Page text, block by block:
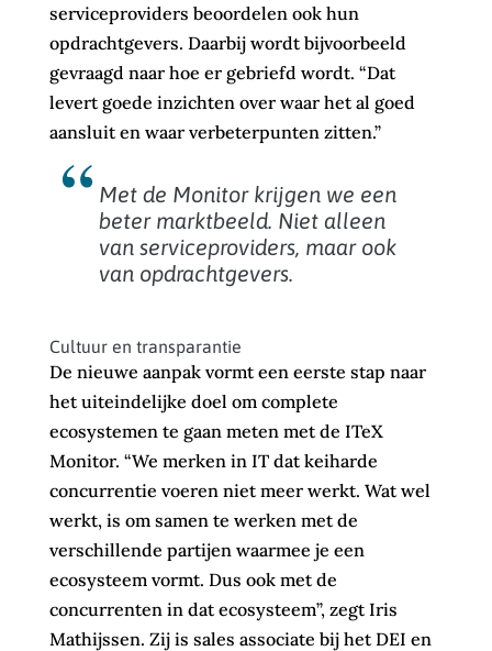
serviceproviders beoordelen ook hun
opdrachtgevers. Daarbij wordt bijvoorbeeld
gevraagd naar hoe er gebriefd wordt. “Dat
levert goede inzichten over waar het al goed
aansluit en waar verbeterpunten zitten.”
Met de Monitor krijgen we een
beter marktbeeld. Niet alleen
van serviceproviders, maar ook
van opdrachtgevers.
Cultuur en transparantie
De nieuwe aanpak vormt een eerste stap naar
het uiteindelijke doel om complete
ecosystemen te gaan meten met de ITeX
Monitor. “We merken in IT dat keiharde
concurrentie voeren niet meer werkt. Wat wel
werkt, is om samen te werken met de
verschillende partijen waarmee je een
ecosysteem vormt. Dus ook met de
concurrenten in dat ecosysteem”, zegt Iris
Mathijssen. Zij is sales associate bij het DEI en